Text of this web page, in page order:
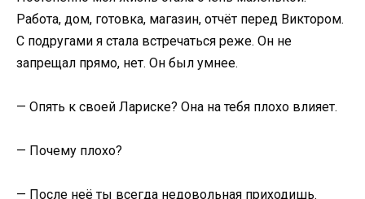
Работа, дом, готовка, магазин, отчёт перед Виктором.
С подругами я стала встречаться реже. Он не
запрещал прямо, нет. Он был умнее.
— Опять к своей Лариске? Она на тебя плохо влияет.
— Почему плохо?
— После неё ты всегда недовольная приходишь.